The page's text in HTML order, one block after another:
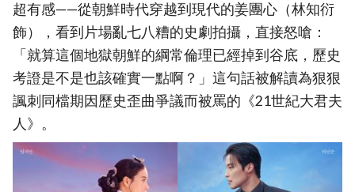
超有感——從朝鮮時代穿越到現代的姜團心（林知衍
飾），看到片場亂七八糟的史劇拍攝，直接怒嗆：
「就算這個地獄朝鮮的綱常倫理已經掉到谷底，歷史
考證是不是也該確實一點啊？」這句話被解讀為狠狠
諷刺同檔期因歷史歪曲爭議而被罵的《21世紀大君夫
人》。